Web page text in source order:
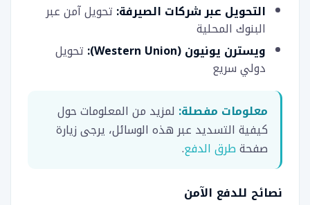
التحويل عبر شركات الصيرفة: تحويل آمن عبر
البنوك المحلية
ويسترن يونيون (Western Union):
تحويل
دولي سريع
معلومات مفصلة: لمزيد من المعلومات حول
كيفية التسديد عبر هذه الوسائل، يرجى زيارة
صفحةطرق الدفع.
نصائح للدفع الآمن